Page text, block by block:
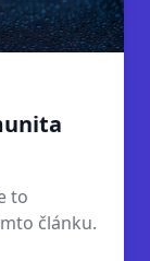
to
článku.